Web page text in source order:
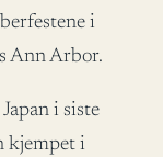
i
Ann Arbor.
i siste
kjempet i